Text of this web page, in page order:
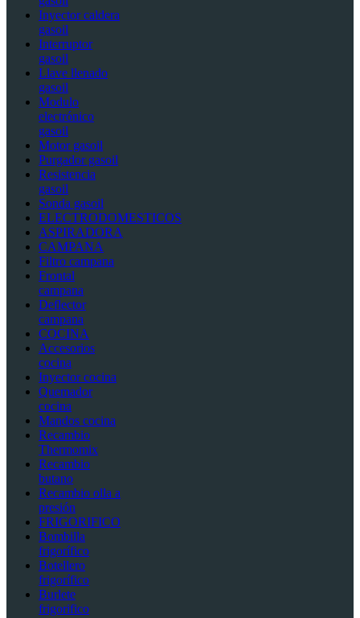
Inyector caldera
gasoil
Interruptor
gasoil
Llave llenado
gasoil
Modulo
electrónico
gasoil
Motor gasoil
Purgador gasoil
Resistencia
gasoil
Sonda gasoil
ELECTRODOMESTICOS
ASPIRADORA
CAMPANA
Filtro campana
Frontal
campana
Deflector
campana
COCINA
Accesorios
cocina
Inyector cocina
Quemador
cocina
Mandos cocina
Recambio
Thermomix
Recambio
butano
Recambio olla a
presión
FRIGORIFICO
Bombilla
frigorífico
Botellero
frigorífico
Burlete
frigorifico